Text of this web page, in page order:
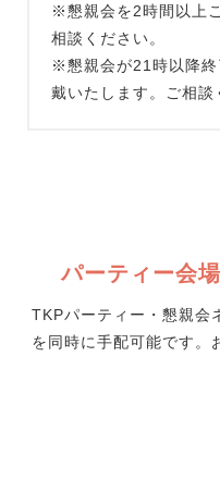
※懇親会を2時間以上
相談ください。
※懇親会が21時以降
戴いたします。ご相談
パーティー会
TKPパーティー・懇親会
を同時に手配可能です。